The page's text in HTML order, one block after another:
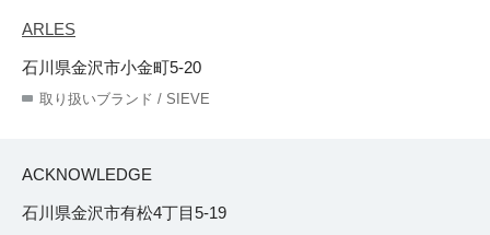
ARLES
石川県金沢市小金町5-20
取り扱いブランド / SIEVE
ACKNOWLEDGE
石川県金沢市有松4丁目5-19